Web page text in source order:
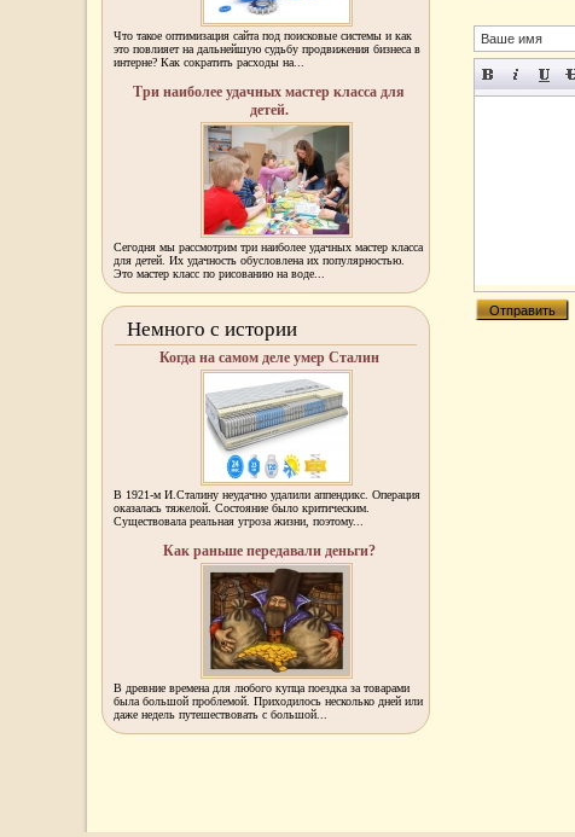
Что такое оптимизация сайта под поисковые системы и как
это повлияет на дальнейшую судьбу продвижения бизнеса в
интерне? Как сократить расходы на...
Три наиболее удачных мастер класса для
детей.
Сегодня мы рассмотрим три наиболее удачных мастер класса
для детей. Их удачность обусловлена их популярностью.
Это мастер класс по рисованию на воде...
Немного с истории
Когда на самом деле умер Сталин
В 1921-м И.Сталину неудачно удалили аппендикс. Операция
оказалась тяжелой. Состояние было критическим.
Существовала реальная угроза жизни, поэтому...
Как раньше передавали деньги?
В древние времена для любого купца поездка за товарами
была большой проблемой. Приходилось несколько дней или
даже недель путешествовать с большой...